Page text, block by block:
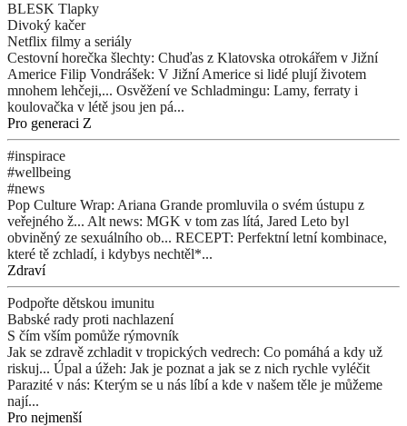
BLESK Tlapky
Divoký kačer
Netflix filmy a seriály
Cestovní horečka šlechty: Chuďas z Klatovska otrokářem v Jižní
Americe Filip Vondrášek: V Jižní Americe si lidé plují životem
mnohem lehčeji,... Osvěžení ve Schladmingu: Lamy, ferraty i
koulovačka v létě jsou jen pá...
Pro generaci Z
#inspirace
#wellbeing
#news
Pop Culture Wrap: Ariana Grande promluvila o svém ústupu z
veřejného ž... Alt news: MGK v tom zas lítá, Jared Leto byl
obviněný ze sexuálního ob... RECEPT: Perfektní letní kombinace,
které tě zchladí, i kdybys nechtěl*...
Zdraví
Podpořte dětskou imunitu
Babské rady proti nachlazení
S čím vším pomůže rýmovník
Jak se zdravě zchladit v tropických vedrech: Co pomáhá a kdy už
riskuj... Úpal a úžeh: Jak je poznat a jak se z nich rychle vyléčit
Parazité v nás: Kterým se u nás líbí a kde v našem těle je můžeme
nají...
Pro nejmenší